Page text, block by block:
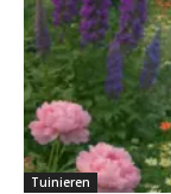
Tuinieren